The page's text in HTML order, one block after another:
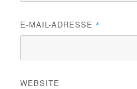
E-MAIL-ADRESSE *
WEBSITE